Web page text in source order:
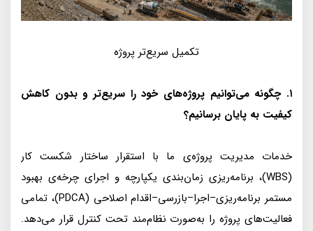
تکمیل سریع‌تر پروژه
۱. چگونه می‌توانیم پروژه‌های خود را سریع‌تر و بدون کاهش
کیفیت به پایان برسانیم؟
خدمات مدیریت پروژه‌ی ما با استقرار ساختار شکست کار
(WBS)، برنامه‌ریزی زمان‌بندی یکپارچه و اجرای چرخه‌ی بهبود
مستمر برنامه‌ریزی–اجرا–بازرسی–اقدام اصلاحی (PDCA)، تمامی
فعالیت‌های پروژه را به‌صورت نظام‌مند تحت کنترل قرار می‌دهد.